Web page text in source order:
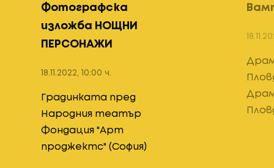
Фотографска
изложба НОЩНИ
ПЕРСОНАЖИ
18.11.2022, 10:00 ч.
Градинката пред
Народния театър
Фондация "Арт
проджектс" (София)